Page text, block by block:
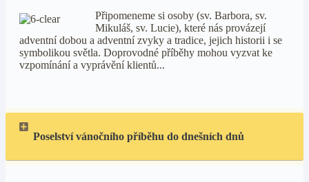
Připomeneme si osoby (sv. Barbora, sv.
Mikuláš, sv. Lucie), které nás provázejí
adventní dobou a adventní zvyky a tradice, jejich historii i se
symbolikou světla. Doprovodné příběhy mohou vyzvat ke
vzpomínání a vyprávění klientů...
Poselství vánočního příběhu do dnešních dnů